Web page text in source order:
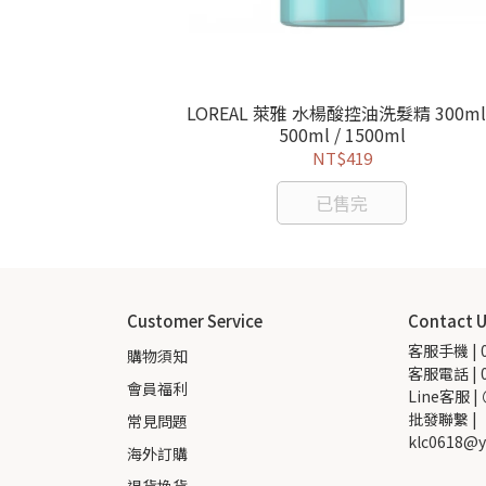
LOREAL 萊雅 水楊酸控油洗髮精
500ml / 1500ml
NT$419
已售完
Customer Service
購物須知
會員福利
常見問題
海外訂購
Contact
客服手機 |
客服電話 |
Line客服 |
批發聯繫 |